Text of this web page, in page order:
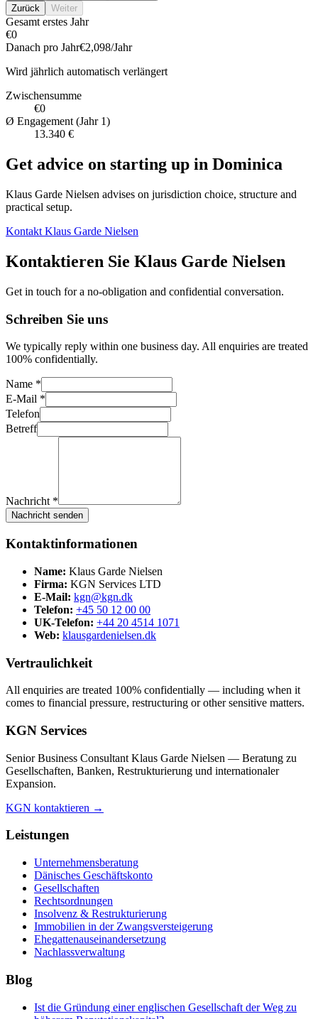
Zurück
Weiter
Gesamt erstes Jahr
€0
Danach pro Jahr€2,098/Jahr
Wird jährlich automatisch verlängert
Zwischensumme
€0
Ø Engagement (Jahr 1)
13.340 €
Get advice on starting up in Dominica
Klaus Garde Nielsen advises on jurisdiction choice, structure and
practical setup.
Kontakt Klaus Garde Nielsen
Kontaktieren Sie Klaus Garde Nielsen
Get in touch for a no-obligation and confidential conversation.
Schreiben Sie uns
We typically reply within one business day. All enquiries are treated
100% confidentially.
Name *
E-Mail *
Telefon
Betreff
Nachricht *
Nachricht senden
Kontaktinformationen
Name: Klaus Garde Nielsen
Firma: KGN Services LTD
E-Mail: kgn@kgn.dk
Telefon: +45 50 12 00 00
UK-Telefon: +44 20 4514 1071
Web: klausgardenielsen.dk
Vertraulichkeit
All enquiries are treated 100% confidentially — including when it
comes to financial pressure, restructuring or other sensitive matters.
KGN Services
Senior Business Consultant Klaus Garde Nielsen — Beratung zu
Gesellschaften, Banken, Restrukturierung und internationaler
Expansion.
KGN kontaktieren →
Leistungen
Unternehmensberatung
Dänisches Geschäftskonto
Gesellschaften
Rechtsordnungen
Insolvenz & Restrukturierung
Immobilien in der Zwangsversteigerung
Ehegattenauseinandersetzung
Nachlassverwaltung
Blog
Ist die Gründung einer englischen Gesellschaft der Weg zu